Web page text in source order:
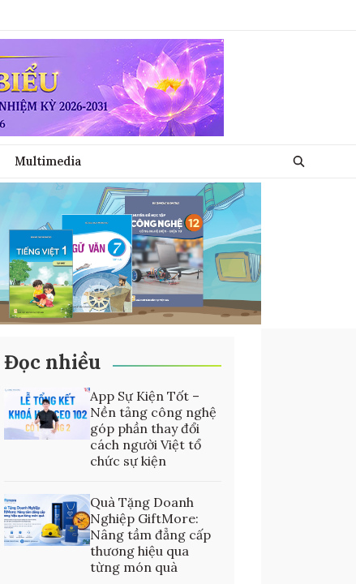
Multimedia
Đọc nhiều
App Sự Kiện Tốt –
Nền tảng công nghệ
góp phần thay đổi
cách người Việt tổ
chức sự kiện
Quà Tặng Doanh
Nghiệp GiftMore:
Nâng tầm đẳng cấp
thương hiệu qua
từng món quà